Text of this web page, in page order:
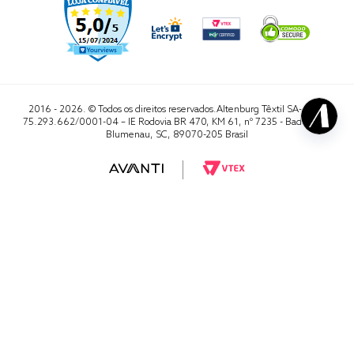
2016 - 2026. © Todos os direitos reservados.Altenburg Têxtil SA- CNPJ
75.293.662/0001-04 – IE Rodovia BR 470, KM 61, nº 7235 - Badenfurt,
Blumenau, SC, 89070-205 Brasil